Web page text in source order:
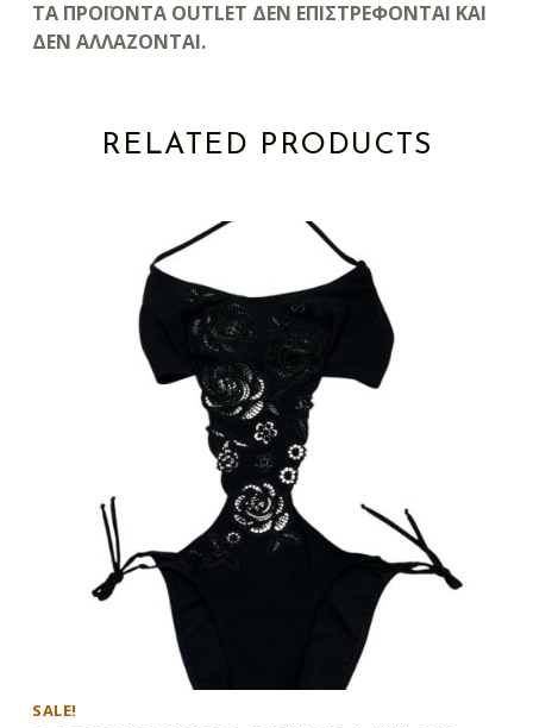
ΤΑ ΠΡΟΪΟΝΤΑ OUTLET ΔΕΝ ΕΠΙΣΤΡΕΦΟΝΤΑΙ ΚΑΙ
ΔΕΝ ΑΛΛΑΖΟΝΤΑΙ.
RELATED PRODUCTS
SALE!